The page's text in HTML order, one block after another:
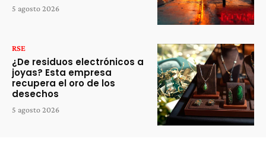
5 agosto 2026
RSE
¿De residuos electrónicos a
joyas? Esta empresa
recupera el oro de los
desechos
5 agosto 2026